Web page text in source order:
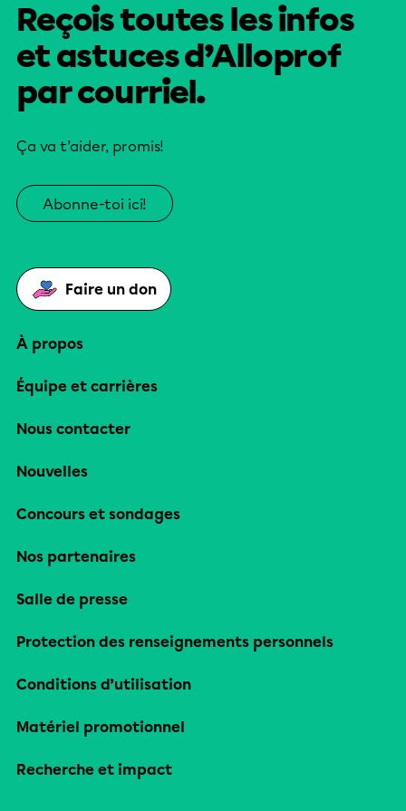
Reçois toutes les infos
et astuces d’Alloprof
par courriel.
Ça va t’aider, promis!
Abonne-toi ici!
Faire un don
À propos
Équipe et carrières
Nous contacter
Nouvelles
Concours et sondages
Nos partenaires
Salle de presse
Protection des renseignements personnels
Conditions d’utilisation
Matériel promotionnel
Recherche et impact